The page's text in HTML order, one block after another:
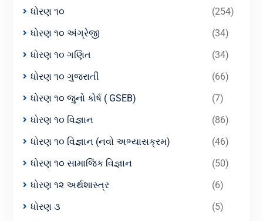
ધોરણ ૧૦
(254)
ધોરણ ૧૦ અંગ્રેજી
(34)
ધોરણ ૧૦ ગણિત
(34)
ધોરણ ૧૦ ગુજરાતી
(66)
ધોરણ ૧૦ જુનો કોર્ષ ( GSEB)
(7)
ધોરણ ૧૦ વિજ્ઞાન
(86)
ધોરણ ૧૦ વિજ્ઞાન (નવો અભ્યાસક્રમ)
(46)
ધોરણ ૧૦ સામાજિક વિજ્ઞાન
(50)
ધોરણ ૧૨ અર્થશાસ્ત્ર
(6)
ધોરણ ૩
(5)